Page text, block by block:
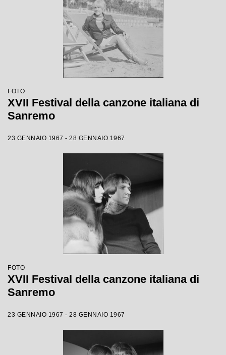
FOTO
XVII Festival della canzone italiana di
Sanremo
23 GENNAIO 1967 - 28 GENNAIO 1967
FOTO
XVII Festival della canzone italiana di
Sanremo
23 GENNAIO 1967 - 28 GENNAIO 1967